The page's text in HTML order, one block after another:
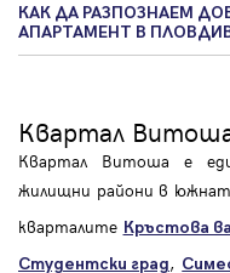
КАК ДА РАЗПОЗНАЕМ
АПАРТАМЕНТ В
Квартал
Квартал Витоша е
жилищни райони в
кварталите Кръстова
Студентски град,